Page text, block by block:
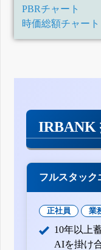
PBRチャート
時価総額チャート
IRBANK
フルスタック
正社員 業
10年以上
AIを掛け